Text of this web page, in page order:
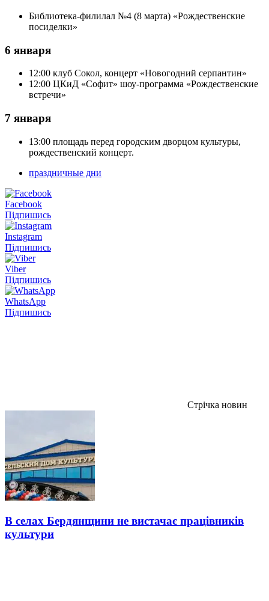
Библиотека-филилал №4 (8 марта) «Рождественские
посиделки»
6 января
12:00 клуб Сокол, концерт «Новогодний серпантин»
12:00 ЦКиД «Софит» шоу-программа «Рождественские
встречи»
7 января
13:00 площадь перед городским дворцом культуры,
рождественский концерт.
праздничные дни
Facebook
Підпишись
Instagram
Підпишись
Viber
Підпишись
WhatsApp
Підпишись
Стрічка новин
В селах Бердянщини не вистачає працівників
культури